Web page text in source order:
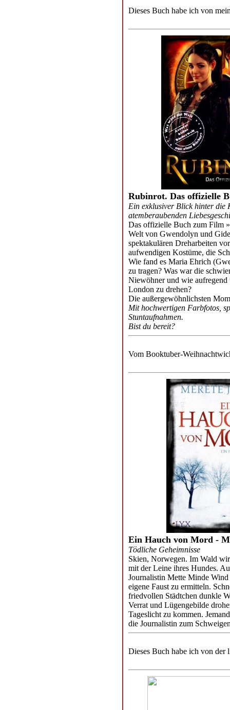
Dieses Buch habe ich von
Rubinrot. Das offizielle
Ein exklusiver Blick hinter die
atemberaubenden
Das offizielle Buch zum Film
Welt von Gwendolyn und
spektakulären Dreharbeiten
aufwendigen Kostüme, die
Wie fand es Maria Ehrich
zu tragen? Was war die
Niewöhner und wie aufregend
London zu drehen?
Die außergewöhnlichsten
Mit hochwertigen Farbfotos,
Stuntaufnahmen.
Bist du bereit?
Vom Booktuber-
Ein Hauch von Mord -
Tödliche Geheimnisse
Skien, Norwegen. Im Wald
mit der Leine ihres Hundes.
Journalistin Mette Minde
eigene Faust zu ermitteln.
friedvollen Städtchen dunkle
Verrat und Lügengebilde
Tageslicht zu kommen.
die Journalistin zum
Dieses Buch habe ich von der